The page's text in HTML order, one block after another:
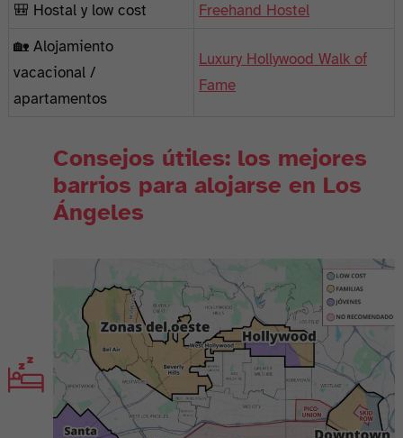
🎒 Hostal y low cost
Freehand Hostel
🏡 Alojamiento
vacacional /
apartamentos
Luxury Hollywood Walk of
Fame
Consejos útiles: los mejores
barrios para alojarse en Los
Ángeles